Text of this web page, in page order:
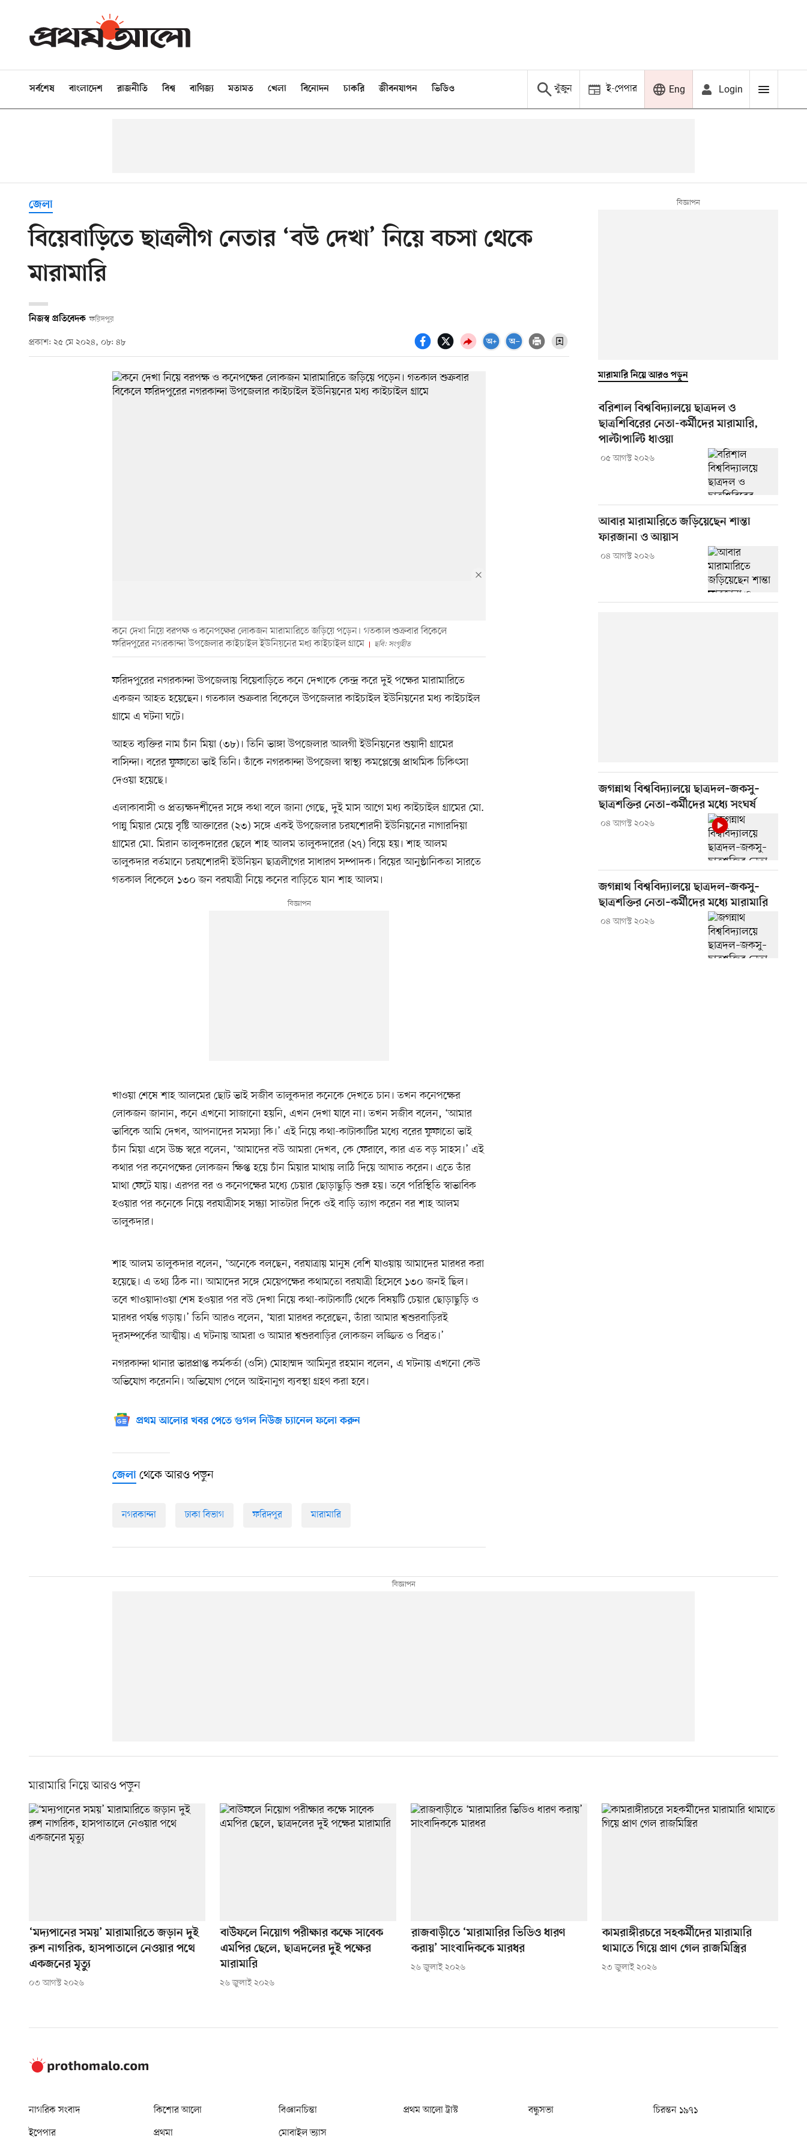
সর্বশেষ বাংলাদেশ রাজনীতি বিশ্ব বাণিজ্য মতামত খেলা বিনোদন চাকরি জীবনযাপন ভিডিও খুঁজুন ই-পেপার Eng Login
জেলা
বিয়েবাড়িতে ছাত্রলীগ নেতার ‘বউ দেখা’ নিয়ে বচসা থেকে
মারামারি
নিজস্ব প্রতিবেদক ফরিদপুর
প্রকাশ: ২৫ মে ২০২৪, ০৮: ৪৮
কনে দেখা নিয়ে বরপক্ষ ও কনেপক্ষের লোকজন মারামারিতে জড়িয়ে পড়েন। গতকাল শুক্রবার বিকেলে
ফরিদপুরের নগরকান্দা উপজেলার কাইচাইল ইউনিয়নের মধ্য কাইচাইল গ্রামে
ছবি: সংগৃহীত
ফরিদপুরের নগরকান্দা উপজেলায় বিয়েবাড়িতে কনে দেখাকে কেন্দ্র করে দুই পক্ষের মারামারিতে
একজন আহত হয়েছেন। গতকাল শুক্রবার বিকেলে উপজেলার কাইচাইল ইউনিয়নের মধ্য কাইচাইল
গ্রামে এ ঘটনা ঘটে।
আহত ব্যক্তির নাম চাঁন মিয়া (৩৮)। তিনি ভাঙ্গা উপজেলার আলগী ইউনিয়নের শুয়াদী গ্রামের
বাসিন্দা। বরের ফুফাতো ভাই তিনি। তাঁকে নগরকান্দা উপজেলা স্বাস্থ্য কমপ্লেক্সে প্রাথমিক চিকিৎসা
দেওয়া হয়েছে।
এলাকাবাসী ও প্রত্যক্ষদর্শীদের সঙ্গে কথা বলে জানা গেছে, দুই মাস আগে মধ্য কাইচাইল গ্রামের মো.
পান্নু মিয়ার মেয়ে বৃষ্টি আক্তারের (২৩) সঙ্গে একই উপজেলার চরযশোরদী ইউনিয়নের নাগারদিয়া
গ্রামের মো. মিরান তালুকদারের ছেলে শাহ আলম তালুকদারের (২৭) বিয়ে হয়। শাহ আলম
তালুকদার বর্তমানে চরযশোরদী ইউনিয়ন ছাত্রলীগের সাধারণ সম্পাদক। বিয়ের আনুষ্ঠানিকতা সারতে
গতকাল বিকেলে ১৩০ জন বরযাত্রী নিয়ে কনের বাড়িতে যান শাহ আলম।
খাওয়া শেষে শাহ আলমের ছোট ভাই সজীব তালুকদার কনেকে দেখতে চান। তখন কনেপক্ষের
লোকজন জানান, কনে এখনো সাজানো হয়নি, এখন দেখা যাবে না। তখন সজীব বলেন, ‘আমার
ভাবিকে আমি দেখব, আপনাদের সমস্যা কি।’ এই নিয়ে কথা-কাটাকাটির মধ্যে বরের ফুফাতো ভাই
চাঁন মিয়া এসে উচ্চ স্বরে বলেন, ‘আমাদের বউ আমরা দেখব, কে ফেরাবে, কার এত বড় সাহস।’ এই
কথার পর কনেপক্ষের লোকজন ক্ষিপ্ত হয়ে চাঁন মিয়ার মাথায় লাঠি দিয়ে আঘাত করেন। এতে তাঁর
মাথা ফেটে যায়। এরপর বর ও কনেপক্ষের মধ্যে চেয়ার ছোড়াছুড়ি শুরু হয়। তবে পরিস্থিতি স্বাভাবিক
হওয়ার পর কনেকে নিয়ে বরযাত্রীসহ সন্ধ্যা সাতটার দিকে ওই বাড়ি ত্যাগ করেন বর শাহ আলম
তালুকদার।
শাহ আলম তালুকদার বলেন, ‘অনেকে বলছেন, বরযাত্রায় মানুষ বেশি যাওয়ায় আমাদের মারধর করা
হয়েছে। এ তথ্য ঠিক না। আমাদের সঙ্গে মেয়েপক্ষের কথামতো বরযাত্রী হিসেবে ১৩০ জনই ছিল।
তবে খাওয়াদাওয়া শেষ হওয়ার পর বউ দেখা নিয়ে কথা-কাটাকাটি থেকে বিষয়টি চেয়ার ছোড়াছুড়ি ও
মারধর পর্যন্ত গড়ায়।’ তিনি আরও বলেন, ‘যারা মারধর করেছেন, তাঁরা আমার শ্বশুরবাড়িরই
দূরসম্পর্কের আত্মীয়। এ ঘটনায় আমরা ও আমার শ্বশুরবাড়ির লোকজন লজ্জিত ও বিব্রত।’
নগরকান্দা থানার ভারপ্রাপ্ত কর্মকর্তা (ওসি) মোহাম্মদ আমিনুর রহমান বলেন, এ ঘটনায় এখনো কেউ
অভিযোগ করেননি। অভিযোগ পেলে আইনানুগ ব্যবস্থা গ্রহণ করা হবে।
প্রথম আলোর খবর পেতে গুগল নিউজ চ্যানেল ফলো করুন
জেলা থেকে আরও পড়ুন
নগরকান্দা ঢাকা বিভাগ ফরিদপুর মারামারি
মারামারি নিয়ে আরও পড়ুন
বরিশাল বিশ্ববিদ্যালয়ে ছাত্রদল ও
ছাত্রশিবিরের নেতা-কর্মীদের মারামারি,
পাল্টাপাল্টি ধাওয়া
০৫ আগস্ট ২০২৬
আবার মারামারিতে জড়িয়েছেন শান্তা
ফারজানা ও আয়াস
০৪ আগস্ট ২০২৬
জগন্নাথ বিশ্ববিদ্যালয়ে ছাত্রদল–জকসু–
ছাত্রশক্তির নেতা–কর্মীদের মধ্যে সংঘর্ষ
০৪ আগস্ট ২০২৬
জগন্নাথ বিশ্ববিদ্যালয়ে ছাত্রদল–জকসু–
ছাত্রশক্তির নেতা–কর্মীদের মধ্যে মারামারি
০৪ আগস্ট ২০২৬
মারামারি নিয়ে আরও পড়ুন
‘মদ্যপানের সময়’ মারামারিতে জড়ান দুই
রুশ নাগরিক, হাসপাতালে নেওয়ার পথে
একজনের মৃত্যু
০৩ আগস্ট ২০২৬
বাউফলে নিয়োগ পরীক্ষার কক্ষে সাবেক
এমপির ছেলে, ছাত্রদলের দুই পক্ষের
মারামারি
২৬ জুলাই ২০২৬
রাজবাড়ীতে ‘মারামারির ভিডিও ধারণ
করায়’ সাংবাদিককে মারধর
২৬ জুলাই ২০২৬
কামরাঙ্গীরচরে সহকর্মীদের মারামারি
থামাতে গিয়ে প্রাণ গেল রাজমিস্ত্রির
২৩ জুলাই ২০২৬
নাগরিক সংবাদ কিশোর আলো বিজ্ঞানচিন্তা প্রথম আলো ট্রাস্ট বন্ধুসভা
চিরন্তন ১৯৭১
ইপেপার
প্রথমা মোবাইল ভ্যাস